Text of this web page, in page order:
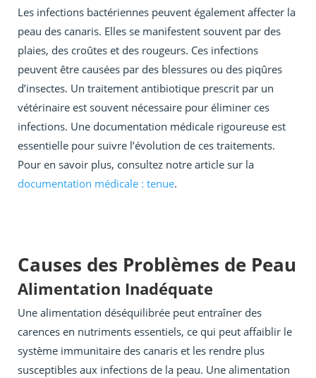
Les infections bactériennes peuvent également affecter la
peau des canaris. Elles se manifestent souvent par des
plaies, des croûtes et des rougeurs. Ces infections
peuvent être causées par des blessures ou des piqûres
d’insectes. Un traitement antibiotique prescrit par un
vétérinaire est souvent nécessaire pour éliminer ces
infections. Une documentation médicale rigoureuse est
essentielle pour suivre l’évolution de ces traitements.
Pour en savoir plus, consultez notre article sur la
documentation médicale : tenue.
Causes des Problèmes de Peau
Alimentation Inadéquate
Une alimentation déséquilibrée peut entraîner des
carences en nutriments essentiels, ce qui peut affaiblir le
système immunitaire des canaris et les rendre plus
susceptibles aux infections de la peau. Une alimentation